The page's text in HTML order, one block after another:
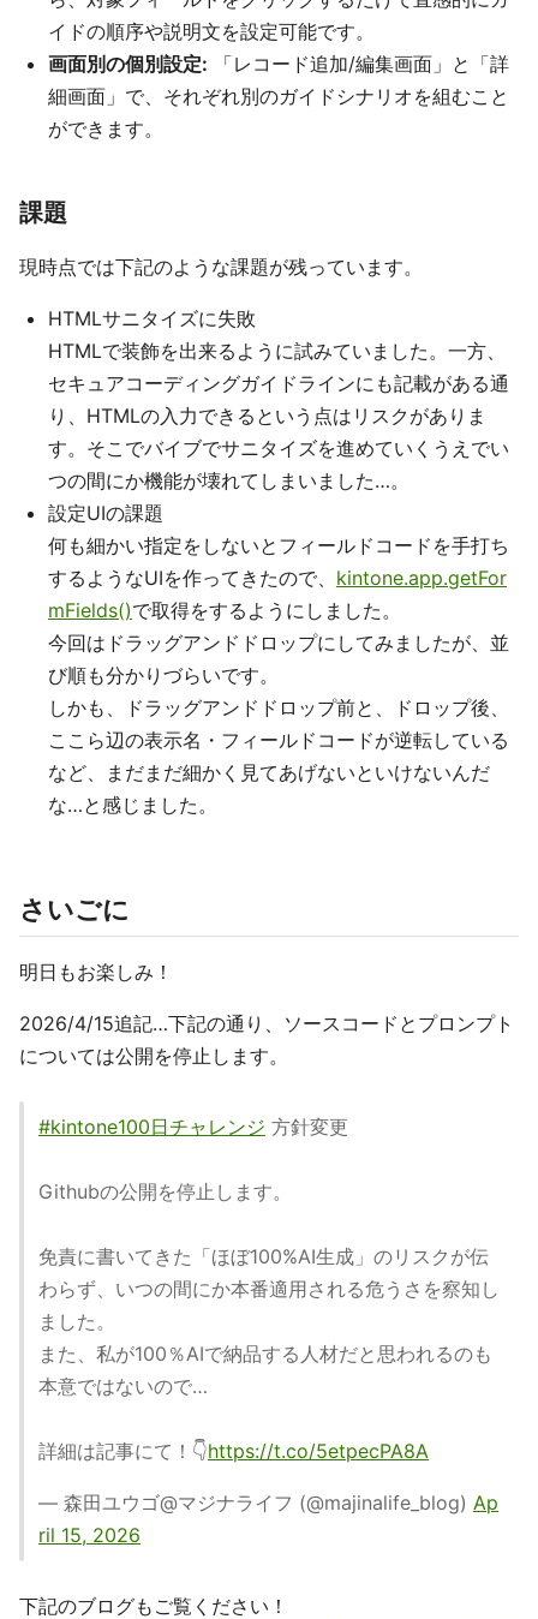
イドの順序や説明文を設定可能です。
画面別の個別設定: 「レコード追加/編集画面」と「詳
細画面」で、それぞれ別のガイドシナリオを組むこと
ができます。
課題
現時点では下記のような課題が残っています。
HTMLサニタイズに失敗
HTMLで装飾を出来るように試みていました。一方、
セキュアコーディングガイドラインにも記載がある通
り、HTMLの入力できるという点はリスクがありま
す。そこでバイブでサニタイズを進めていくうえでい
つの間にか機能が壊れてしまいました…。
設定UIの課題
何も細かい指定をしないとフィールドコードを手打ち
するようなUIを作ってきたので、 kintone.app.getFor
mFields()で取得をするようにしました。
今回はドラッグアンドドロップにしてみましたが、並
び順も分かりづらいです。
しかも、ドラッグアンドドロップ前と、ドロップ後、
ここら辺の表示名・フィールドコードが逆転している
など、まだまだ細かく見てあげないといけないんだ
な…と感じました。
さいごに
明日もお楽しみ！
2026/4/15追記…下記の通り、ソースコードとプロンプト
については公開を停止します。
#kintone100日チャレンジ 方針変更
Githubの公開を停止します。
免責に書いてきた「ほぼ100%AI生成」のリスクが伝
わらず、いつの間にか本番適用される危うさを察知し
ました。
また、私が100％AIで納品する人材だと思われるのも
本意ではないので…
詳細は記事にて！👇https://t.co/5etpecPA8A
— 森田ユウゴ@マジナライフ (@majinalife_blog) Ap
ril 15, 2026
下記のブログもご覧ください！